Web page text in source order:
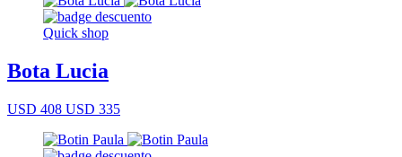
Quick shop
Bota Lucia
USD 408 USD 335